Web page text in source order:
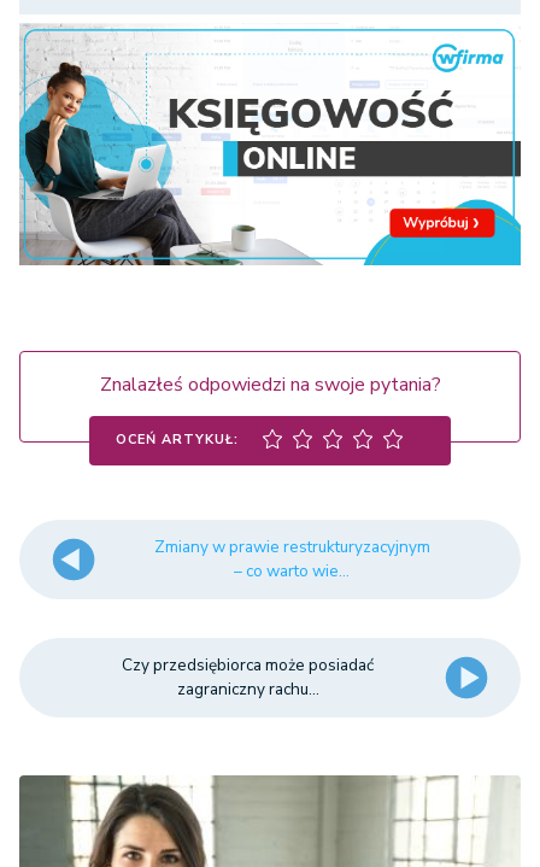
Znalazłeś odpowiedzi na swoje pytania?
OCEŃ ARTYKUŁ:
Zmiany w prawie restrukturyzacyjnym
– co warto wie...
Czy przedsiębiorca może posiadać
zagraniczny rachu...